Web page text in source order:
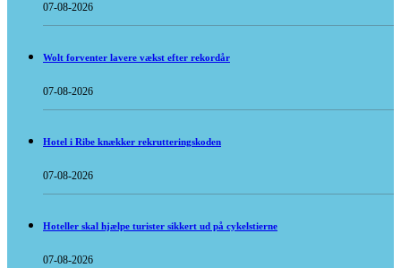
07-08-2026
Wolt forventer lavere vækst efter rekordår
07-08-2026
Hotel i Ribe knækker rekrutteringskoden
07-08-2026
Hoteller skal hjælpe turister sikkert ud på cykelstierne
07-08-2026